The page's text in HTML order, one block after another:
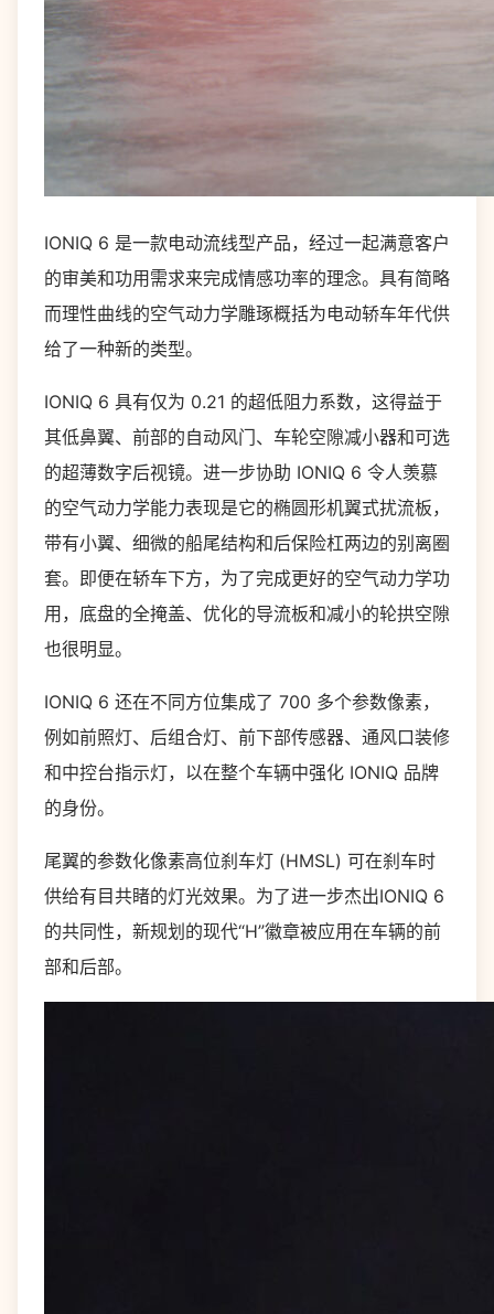
IONIQ 6 是一款电动流线型产品，经过一起满意客户
的审美和功用需求来完成情感功率的理念。具有简略
而理性曲线的空气动力学雕琢概括为电动轿车年代供
给了一种新的类型。
IONIQ 6 具有仅为 0.21 的超低阻力系数，这得益于
其低鼻翼、前部的自动风门、车轮空隙减小器和可选
的超薄数字后视镜。进一步协助 IONIQ 6 令人羡慕
的空气动力学能力表现是它的椭圆形机翼式扰流板，
带有小翼、细微的船尾结构和后保险杠两边的别离圈
套。即便在轿车下方，为了完成更好的空气动力学功
用，底盘的全掩盖、优化的导流板和减小的轮拱空隙
也很明显。
IONIQ 6 还在不同方位集成了 700 多个参数像素，
例如前照灯、后组合灯、前下部传感器、通风口装修
和中控台指示灯，以在整个车辆中强化 IONIQ 品牌
的身份。
尾翼的参数化像素高位刹车灯 (HMSL) 可在刹车时
供给有目共睹的灯光效果。为了进一步杰出IONIQ 6
的共同性，新规划的现代“H”徽章被应用在车辆的前
部和后部。